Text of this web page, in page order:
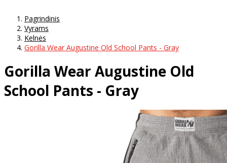
Pagrindinis
Vyrams
Kelnės
Gorilla Wear Augustine Old School Pants - Gray
Gorilla Wear Augustine Old
School Pants - Gray